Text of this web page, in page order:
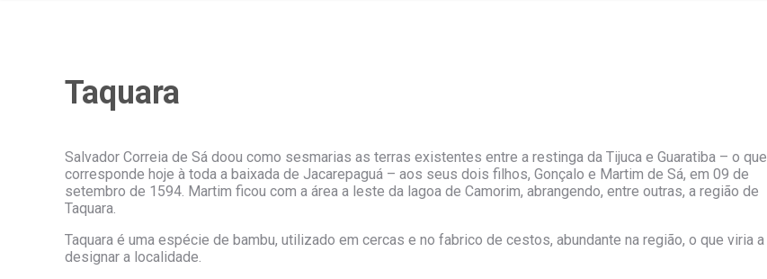
Taquara
Salvador Correia de Sá doou como sesmarias as terras existentes entre a restinga da Tijuca e Guaratiba – o que
corresponde hoje à toda a baixada de Jacarepaguá – aos seus dois filhos, Gonçalo e Martim de Sá, em 09 de
setembro de 1594. Martim ficou com a área a leste da lagoa de Camorim, abrangendo, entre outras, a região de
Taquara.
Taquara é uma espécie de bambu, utilizado em cercas e no fabrico de cestos, abundante na região, o que viria a
designar a localidade.